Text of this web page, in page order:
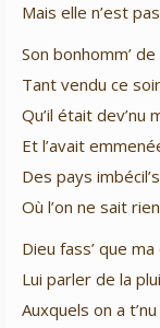
Mais elle n’est
Son bonhomm’
Tant vendu ce
Qu’il était dev’nu
Et l’avait
Des pays
Où l’on ne sait
Dieu fass’ que
Lui parler de la
Auxquels on a